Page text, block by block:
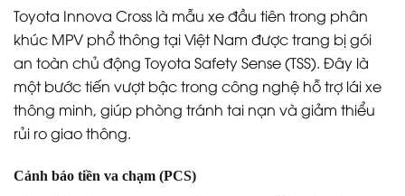
Toyota Innova Cross là mẫu xe đầu tiên trong phân
khúc MPV phổ thông tại Việt Nam được trang bị gói
an toàn chủ động Toyota Safety Sense (TSS). Đây là
một bước tiến vượt bậc trong công nghệ hỗ trợ lái xe
thông minh, giúp phòng tránh tai nạn và giảm thiểu
rủi ro giao thông.
Cảnh báo tiền va chạm (PCS)